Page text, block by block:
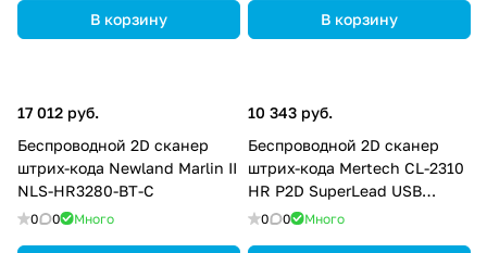
В корзину В корзину
17 012 руб.
Беспроводной 2D сканер
штрих-кода Newland Marlin II
NLS-HR3280-BT-C
0 0 Много
10 343 руб.
Беспроводной 2D сканер
штрих-кода Mertech CL-2310
HR P2D SuperLead USB
черный 4811
0 0 Много